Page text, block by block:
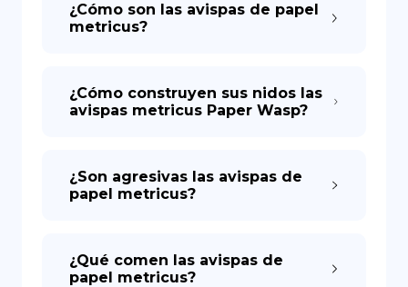
¿Cómo son las avispas de papel
metricus?
¿Cómo construyen sus nidos las
avispas metricus Paper Wasp?
¿Son agresivas las avispas de
papel metricus?
¿Qué comen las avispas de
papel metricus?